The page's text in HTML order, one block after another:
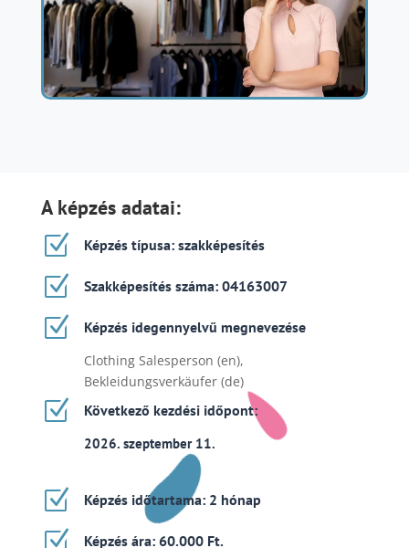
A képzés adatai:
Z Képzés típusa: szakképesítés
Z Szakképesítés száma: 04163007
Z Képzés idegennyelvű megnevezése
Clothing Salesperson (en),
Bekleidungsverkäufer (de)
Z Következő kezdési időpont:
2026. szeptember 11.
Z Képzés időtartama: 2 hónap
Z Képzés ára: 60.000 Ft.